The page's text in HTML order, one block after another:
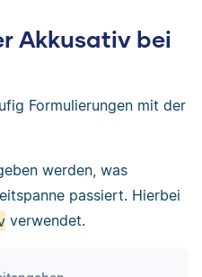
Akkusativ bei
Formulierungen mit der
werden, was
passiert. Hierbei
verwendet.